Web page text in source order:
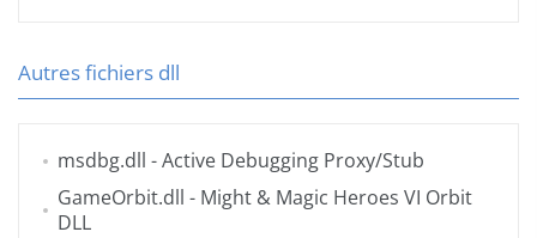
Autres fichiers dll
msdbg.dll - Active Debugging Proxy/Stub
GameOrbit.dll - Might & Magic Heroes VI Orbit
DLL